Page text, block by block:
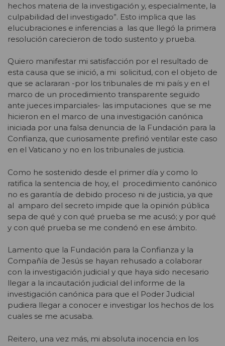
hechos materia de la investigación y, especialmente, la
culpabilidad del investigado”. Esto implica que las
elucubraciones e inferencias a las que llegó la primera
resolución carecieron de todo sustento y prueba.
Quiero manifestar mi satisfacción por el resultado de
esta causa que se inició, a mi solicitud, con el objeto de
que se aclararan -por los tribunales de mi país y en el
marco de un procedimiento transparente seguido
ante jueces imparciales- las imputaciones que se me
hicieron en el marco de una investigación canónica
iniciada por una falsa denuncia de la Fundación para la
Confianza, que curiosamente prefirió ventilar este caso
en el Vaticano y no en los tribunales de justicia.
Como he sostenido desde el primer día y como lo
ratifica la sentencia de hoy, el procedimiento canónico
no es garantía de debido proceso ni de justicia, ya que
al amparo del secreto impide que la opinión pública
sepa de qué y con qué prueba se me acusó; y por qué
y con qué prueba se me condenó en ese ámbito.
Lamento que la Fundación para la Confianza y la
Compañía de Jesús se hayan rehusado a colaborar
con la investigación judicial y que haya sido necesario
llegar a la incautación judicial del informe de la
investigación canónica para que el Poder Judicial
pudiera llegar a conocer e investigar los hechos de los
cuales se me acusaba.
Reitero, una vez más, mi absoluta inocencia en los